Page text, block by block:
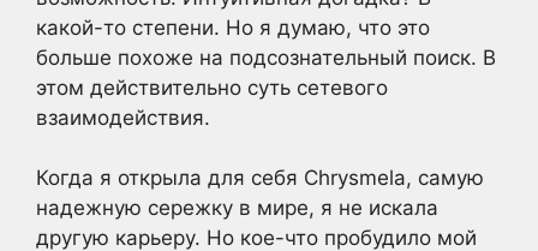
какой-то степени. Но я думаю, что это
больше похоже на подсознательный поиск. В
этом действительно суть сетевого
взаимодействия.
Когда я открыла для себя Chrysmela, самую
надежную сережку в мире, я не искала
другую карьеру. Но кое-что пробудило мой